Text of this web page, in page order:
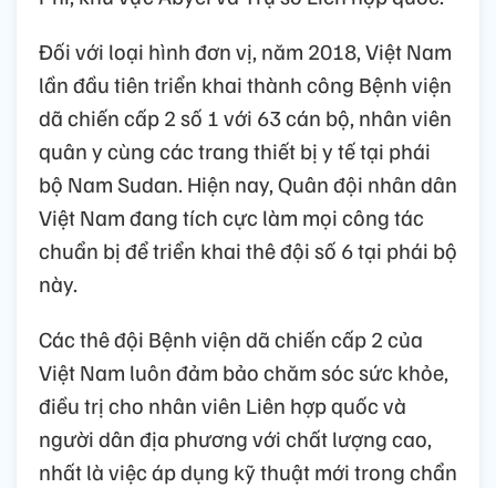
Đối với loại hình đơn vị, năm 2018, Việt Nam
lần đầu tiên triển khai thành công Bệnh viện
dã chiến cấp 2 số 1 với 63 cán bộ, nhân viên
quân y cùng các trang thiết bị y tế tại phái
bộ Nam Sudan. Hiện nay, Quân đội nhân dân
Việt Nam đang tích cực làm mọi công tác
chuẩn bị để triển khai thê đội số 6 tại phái bộ
này.
Các thê đội Bệnh viện dã chiến cấp 2 của
Việt Nam luôn đảm bảo chăm sóc sức khỏe,
điều trị cho nhân viên Liên hợp quốc và
người dân địa phương với chất lượng cao,
nhất là việc áp dụng kỹ thuật mới trong chẩn